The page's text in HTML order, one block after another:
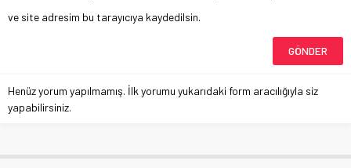
ve site adresim bu tarayıcıya kaydedilsin.
Henüz yorum yapılmamış. İlk yorumu yukarıdaki form aracılığıyla siz
yapabilirsiniz.